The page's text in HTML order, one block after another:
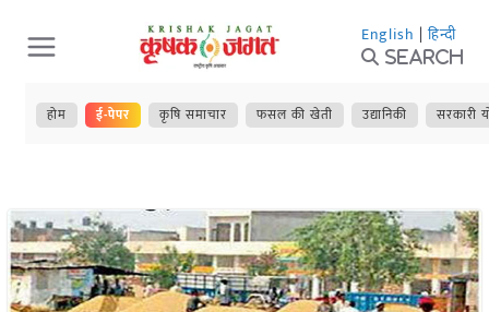
Skip
to
content
English | हिन्दी
Search
होम ई-पेपर कृषि समाचार फसल की खेती उद्यानिकी सरकारी